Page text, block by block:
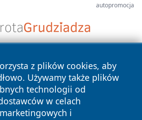
autopromocja
z plików cookies, aby
Używamy także plików
technologii od
w celach
i
Wszystkie prawa zastrzeżone.